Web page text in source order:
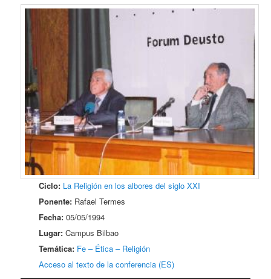
Ciclo: La Religión en los albores del siglo XXI
Ponente: Rafael Termes
Fecha: 05/05/1994
Lugar: Campus Bilbao
Temática: Fe – Ética – Religión
Acceso al texto de la conferencia (ES)